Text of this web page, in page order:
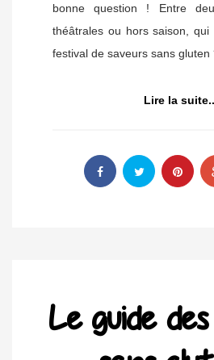
bonne question ! Entre
théâtrales ou hors saison,
festival de saveurs sans gluten
Lire la
Le guide